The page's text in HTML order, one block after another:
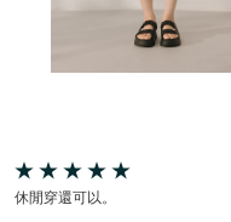
休閒穿還可以。